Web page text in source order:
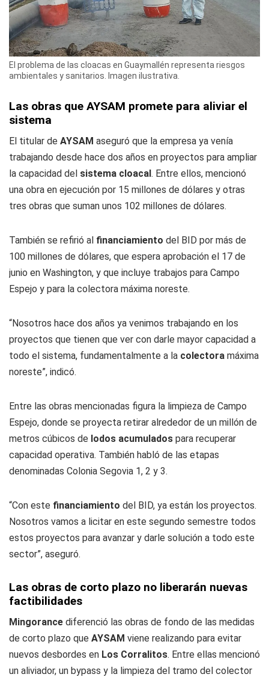
El problema de las cloacas en Guaymallén representa riesgos
ambientales y sanitarios. Imagen ilustrativa.
Las obras que AYSAM promete para aliviar el
sistema
El titular de AYSAM aseguró que la empresa ya venía
trabajando desde hace dos años en proyectos para ampliar
la capacidad del sistema cloacal. Entre ellos, mencionó
una obra en ejecución por 15 millones de dólares y otras
tres obras que suman unos 102 millones de dólares.
También se refirió al financiamiento del BID por más de
100 millones de dólares, que espera aprobación el 17 de
junio en Washington, y que incluye trabajos para Campo
Espejo y para la colectora máxima noreste.
“Nosotros hace dos años ya venimos trabajando en los
proyectos que tienen que ver con darle mayor capacidad a
todo el sistema, fundamentalmente a la colectora máxima
noreste”, indicó.
Entre las obras mencionadas figura la limpieza de Campo
Espejo, donde se proyecta retirar alrededor de un millón de
metros cúbicos de lodos acumulados para recuperar
capacidad operativa. También habló de las etapas
denominadas Colonia Segovia 1, 2 y 3.
“Con este financiamiento del BID, ya están los proyectos.
Nosotros vamos a licitar en este segundo semestre todos
estos proyectos para avanzar y darle solución a todo este
sector”, aseguró.
Las obras de corto plazo no liberarán nuevas
factibilidades
Mingorance diferenció las obras de fondo de las medidas
de corto plazo que AYSAM viene realizando para evitar
nuevos desbordes en Los Corralitos. Entre ellas mencionó
un aliviador, un bypass y la limpieza del tramo del colector